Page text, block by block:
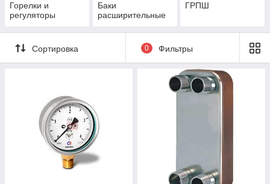
Горелки и
регуляторы
Баки
расширительные
ГРПШ
Сортировка 0 Фильтры